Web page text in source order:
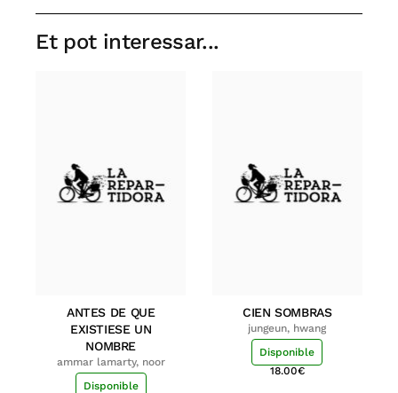
Et pot interessar...
ANTES DE QUE
EXISTIESE UN
NOMBRE
ammar lamarty, noor
Disponible
CIEN SOMBRAS
jungeun, hwang
Disponible
18.00€